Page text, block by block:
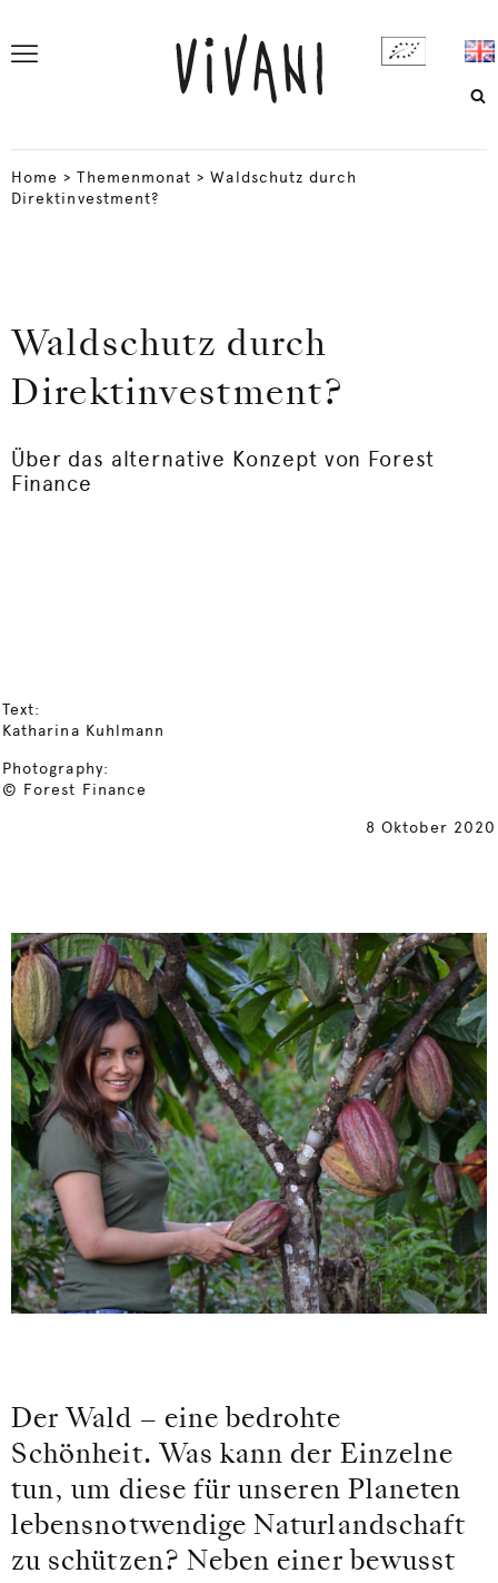
Home >Themenmonat >Waldschutz durch
Direktinvestment?
Waldschutz durch
Direktinvestment?
Über das alternative Konzept von Forest
Finance
Text:
Katharina Kuhlmann
Photography:
© Forest Finance
8 Oktober 2020
Der Wald – eine bedrohte
Schönheit. Was kann der Einzelne
tun, um diese für unseren Planeten
lebensnotwendige Naturlandschaft
zu schützen? Neben einer bewusst